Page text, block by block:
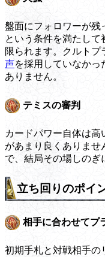
盤面にフォロワーが残
という条件を満たし
限られます。クルトプ
声を採用していなかっ
ありません。
テミスの審判
カードパワー自体は
があまり良くありま
で、結局その場しのぎ
立ち回りのポイ
相手に合わせてプ
初期手札と対戦相手の